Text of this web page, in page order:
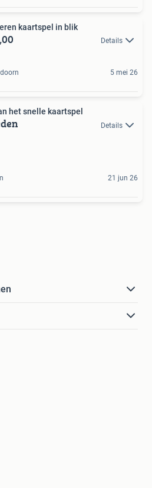
kaartspel in blik
Details
5 mei 26
het snelle kaartspel
Details
21 jun 26